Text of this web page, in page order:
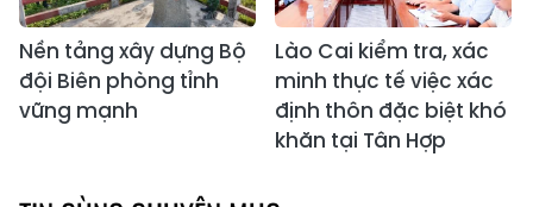
Nền tảng xây dựng Bộ
đội Biên phòng tỉnh
vững mạnh
Lào Cai kiểm tra, xác
minh thực tế việc xác
định thôn đặc biệt khó
khăn tại Tân Hợp